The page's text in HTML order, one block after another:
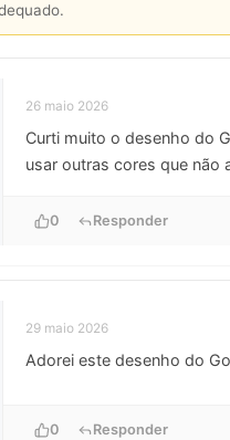
26 maio 2026
Curti muito o desenho do
usar outras cores que não
0 Responder
29 maio 2026
Adorei este desenho do
0 Responder